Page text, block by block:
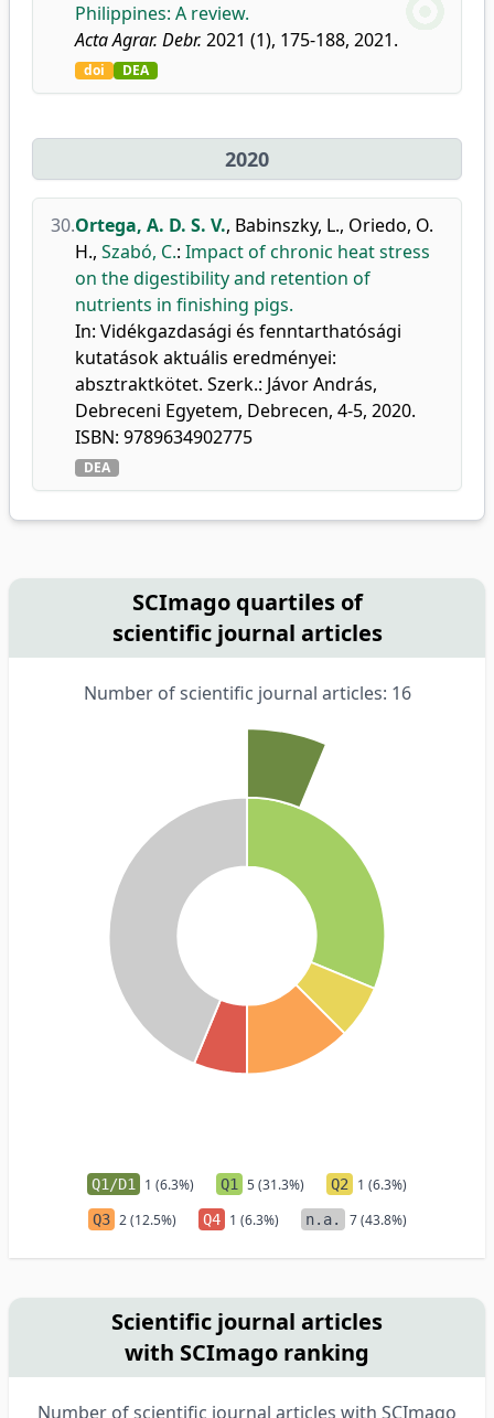
Philippines: A review.
Acta Agrar. Debr. 2021 (1), 175-188, 2021.
doi DEA
2020
30.Ortega, A. D. S. V., Babinszky, L., Oriedo, O.
H., Szabó, C.: Impact of chronic heat stress
on the digestibility and retention of
nutrients in finishing pigs.
In: Vidékgazdasági és fenntarthatósági
kutatások aktuális eredményei:
absztraktkötet. Szerk.: Jávor András,
Debreceni Egyetem, Debrecen, 4-5, 2020.
ISBN: 9789634902775
DEA
SCImago quartiles of
scientific journal articles
Number of scientific journal articles: 16
Q1/D1 1 (6.3%) Q1 5 (31.3%) Q2 1 (6.3%)
Q3 2 (12.5%) Q4 1 (6.3%) n.a. 7 (43.8%)
Scientific journal articles
with SCImago ranking
Number of scientific journal articles with SCImago